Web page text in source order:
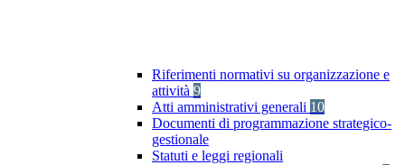
Riferimenti normativi su organizzazione e
attività 9
Atti amministrativi generali 10
Documenti di programmazione strategico-
gestionale
Statuti e leggi regionali